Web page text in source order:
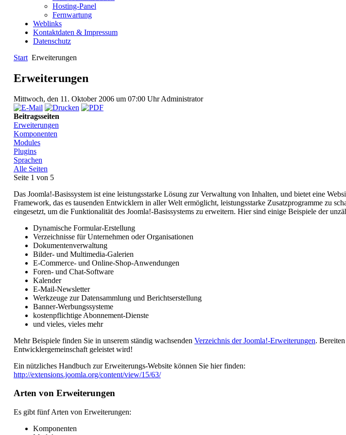
Hosting-Panel
Fernwartung
Weblinks
Kontaktdaten & Impressum
Datenschutz
Start Erweiterungen
Erweiterungen
Mittwoch, den 11. Oktober 2006 um 07:00 UhrAdministrator
Beitragsseiten
Erweiterungen
Komponenten
Modules
Plugins
Sprachen
Alle Seiten
Seite 1 von 5
Das Joomla!-Basissystem ist eine leistungsstarke Lösung zur Verwaltung von Inhalten, und bietet eine
Framework, das es tausenden Entwicklern in aller Welt ermöglicht, leistungsstarke Zusatzprogramme zu
eingesetzt, um die Funktionalität des Joomla!-Basissystems zu erweitern. Hier sind einige Beispiele der
Dynamische Formular-Erstellung
Verzeichnisse für Unternehmen oder Organisationen
Dokumentenverwaltung
Bilder- und Multimedia-Galerien
E-Commerce- und Online-Shop-Anwendungen
Foren- und Chat-Software
Kalender
E-Mail-Newsletter
Werkzeuge zur Datensammlung und Berichtserstellung
Banner-Werbungssysteme
kostenpflichtige Abonnement-Dienste
und vieles, vieles mehr
Mehr Beispiele finden Sie in unserem ständig wachsenden Verzeichnis der Joomla!-Erweiterungen.
Entwicklergemeinschaft geleistet wird!
Ein nützliches Handbuch zur Erweiterungs-Website können Sie hier finden:
http://extensions.joomla.org/content/view/15/63/
Arten von Erweiterungen
Es gibt fünf Arten von Erweiterungen:
Komponenten